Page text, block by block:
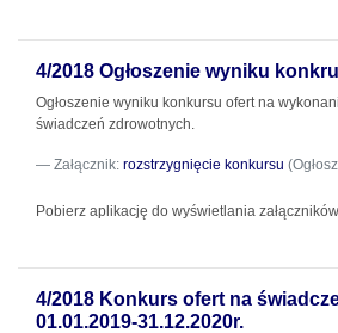
4/2018 Ogłoszenie wyniku
Ogłoszenie wyniku konkursu ofert na
świadczeń zdrowotnych.
Załącznik: rozstrzygnięcie konkursu
Pobierz aplikację do wyświetlania
4/2018 Konkurs ofert na
01.01.2019-31.12.2020r.